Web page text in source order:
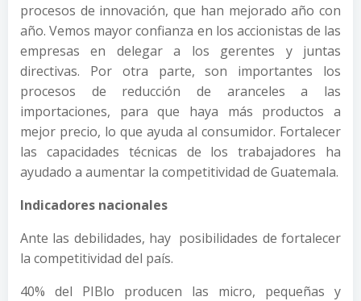
procesos de innovación, que han mejorado año con
año. Vemos mayor confianza en los accionistas de las
empresas en delegar a los gerentes y juntas
directivas. Por otra parte, son importantes los
procesos de reducción de aranceles a las
importaciones, para que haya más productos a
mejor precio, lo que ayuda al consumidor. Fortalecer
las capacidades técnicas de los trabajadores ha
ayudado a aumentar la competitividad de Guatemala.
Indicadores nacionales
Ante las debilidades, hay posibilidades de fortalecer
la competitividad del país.
40% del PIBlo producen las micro, pequeñas y